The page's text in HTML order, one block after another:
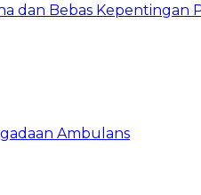
dan Bebas Kepentingan
Ambulans